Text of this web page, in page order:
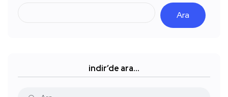
Ara
indir’de ara…